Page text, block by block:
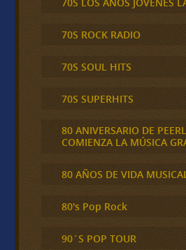
70S ROCK RADIO
70S SOUL HITS
70S SUPERHITS
80 ANIVERSARIO DE
COMIENZA LA MÚSICA
80 AÑOS DE VIDA
80's Pop Rock
90´S POP TOUR